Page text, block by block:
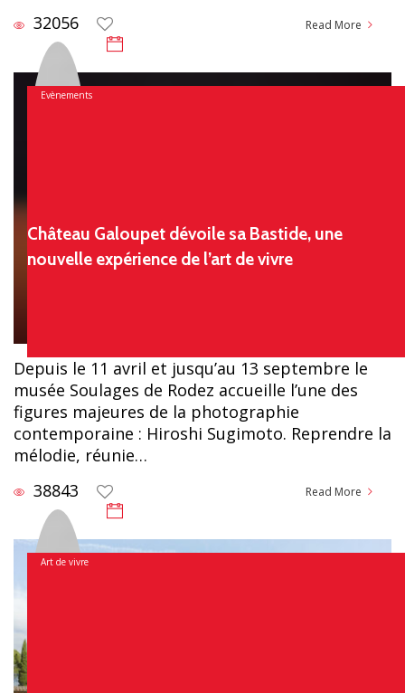
32056
Read More
Evènements
Depuis le 11 avril et jusqu’au 13 septembre le
musée Soulages de Rodez accueille l’une des
figures majeures de la photographie
contemporaine : Hiroshi Sugimoto. Reprendre la
mélodie, réunie…
38843
Read More
Château Galoupet dévoile sa Bastide, une
nouvelle expérience de l’art de vivre
Art de vivre